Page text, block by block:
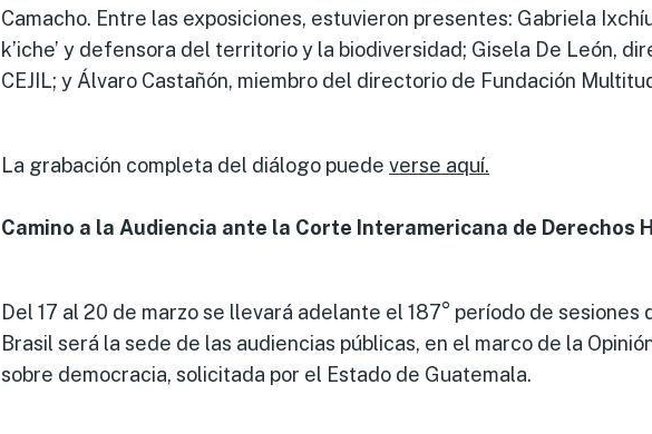
Camacho. Entre las exposiciones, estuvieron presentes: Gabriela
k’iche’ y defensora del territorio y la biodiversidad; Gisela De León,
CEJIL; y Álvaro Castañón, miembro del directorio de Fundación
La grabación completa del diálogo puede verse aquí.
Camino a la Audiencia ante la Corte Interamericana de Derechos
Del 17 al 20 de marzo se llevará adelante el 187° período de sesiones
Brasil será la sede de las audiencias públicas, en el marco de la
sobre democracia, solicitada por el Estado de Guatemala.